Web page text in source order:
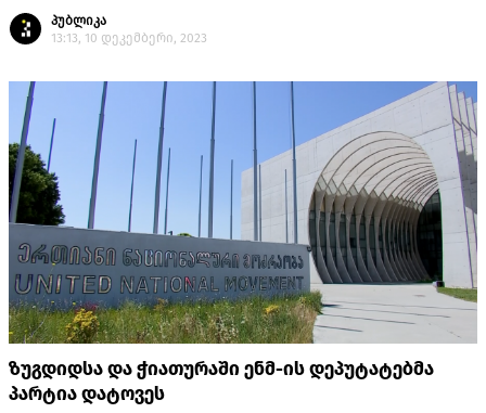
პუბლიკა
13:13, 10 დეკემბერი, 2023
ზუგდიდსა და ჭიათურაში ენმ-ის დეპუტატებმა
პარტია დატოვეს